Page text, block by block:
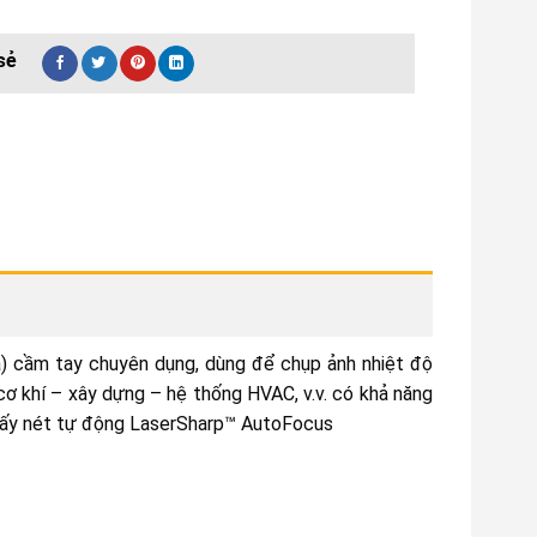
tay chuyên dụng, dùng để chụp ảnh nhiệt độ
– xây dựng – hệ thống HVAC, v.v. có khả năng
nét tự động LaserSharp™ AutoFocus